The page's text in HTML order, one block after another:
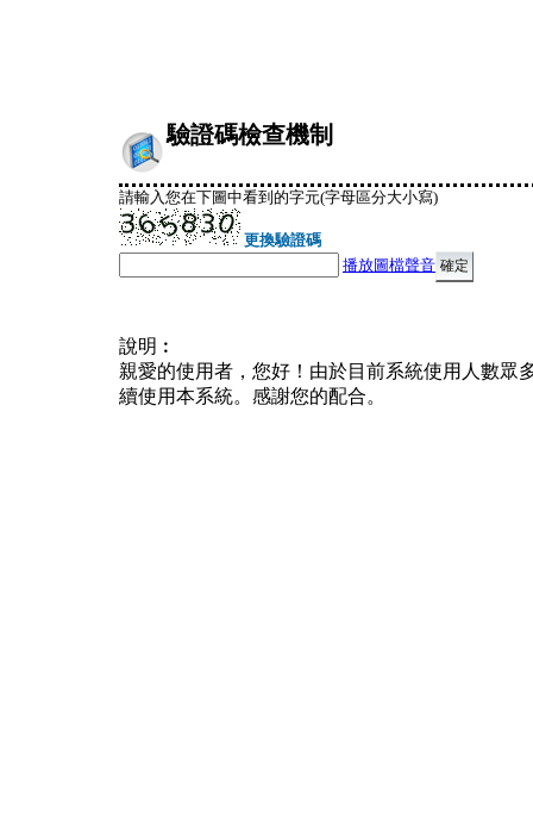
驗證碼檢查機制
請輸入您在下圖中看到的字元(字母區分大小寫)
更換驗證碼
播放圖檔聲音
說明︰
親愛的使用者，您好！由於目前系統使用人數眾
續使用本系統。感謝您的配合。